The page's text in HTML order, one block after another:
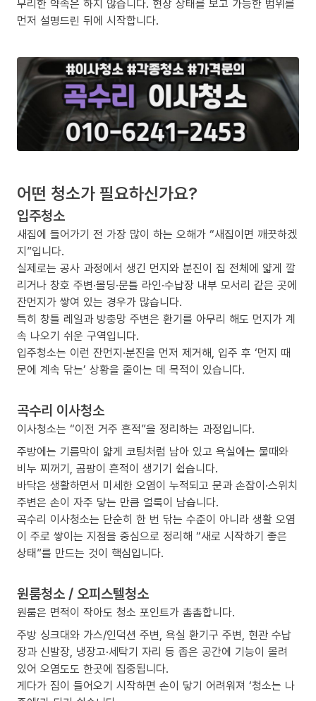
무리한 약속은 하지 않습니다. 현장 상태를 보고 가능한 범위를
먼저 설명드린 뒤에 시작합니다.
어떤 청소가 필요하신가요?
입주청소
새집에 들어가기 전 가장 많이 하는 오해가 “새집이면 깨끗하겠
지”입니다.
실제로는 공사 과정에서 생긴 먼지와 분진이 집 전체에 얇게 깔
리거나 창호 주변·몰딩·문틀 라인·수납장 내부 모서리 같은 곳에
잔먼지가 쌓여 있는 경우가 많습니다.
특히 창틀 레일과 방충망 주변은 환기를 아무리 해도 먼지가 계
속 나오기 쉬운 구역입니다.
입주청소는 이런 잔먼지·분진을 먼저 제거해, 입주 후 ‘먼지 때
문에 계속 닦는’ 상황을 줄이는 데 목적이 있습니다.
곡수리 이사청소
이사청소는 “이전 거주 흔적”을 정리하는 과정입니다.
주방에는 기름막이 얇게 코팅처럼 남아 있고 욕실에는 물때와
비누 찌꺼기, 곰팡이 흔적이 생기기 쉽습니다.
바닥은 생활하면서 미세한 오염이 누적되고 문과 손잡이·스위치
주변은 손이 자주 닿는 만큼 얼룩이 남습니다.
곡수리 이사청소는 단순히 한 번 닦는 수준이 아니라 생활 오염
이 주로 쌓이는 지점을 중심으로 정리해 “새로 시작하기 좋은
상태”를 만드는 것이 핵심입니다.
원룸청소 / 오피스텔청소
원룸은 면적이 작아도 청소 포인트가 촘촘합니다.
주방 싱크대와 가스/인덕션 주변, 욕실 환기구 주변, 현관 수납
장과 신발장, 냉장고·세탁기 자리 등 좁은 공간에 기능이 몰려
있어 오염도도 한곳에 집중됩니다.
게다가 짐이 들어오기 시작하면 손이 닿기 어려워져 ‘청소는 나